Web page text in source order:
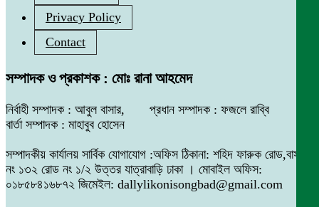
Privacy Policy
Contact
সম্পাদক ও প্রকাশক : মোঃ রানা আহমেদ
নির্বাহী সম্পাদক : আবুল বাসার, প্রধান সম্পাদক : ফজলে রাব্বি
বার্তা সম্পাদক : মাহাবুব হোসেন
সম্পাদকীয় কার্যালয় সার্বিক যোগাযোগ :অফিস ঠিকানা: শহিদ ফারুক রোড,বাসা
নং ১৩২ রোড নং ১/২ উত্তর যাত্রাবাড়ি ঢাকা । মোবাইল অফিস:
০১৮৫৮৪১৬৮৭২ জিমেইল: dallylikonisongbad@gmail.com